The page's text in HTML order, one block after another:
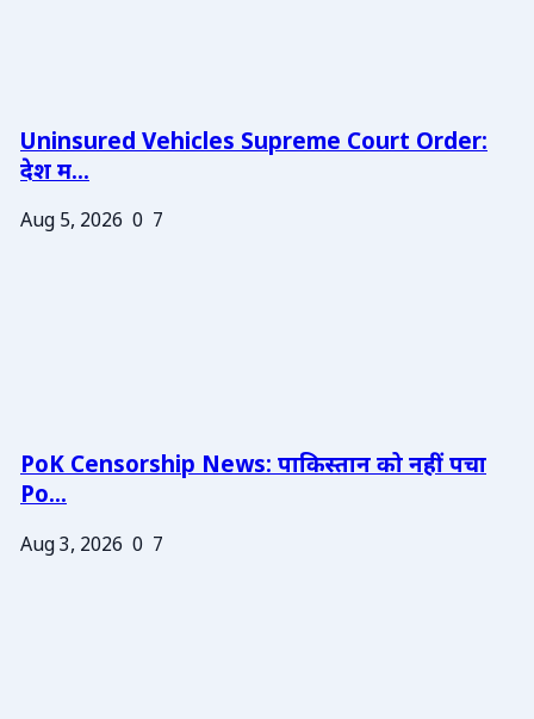
Uninsured Vehicles Supreme Court Order:
देश म...
Aug 5, 2026 0 7
PoK Censorship News: पाकिस्तान को नहीं पचा
Po...
Aug 3, 2026 0 7